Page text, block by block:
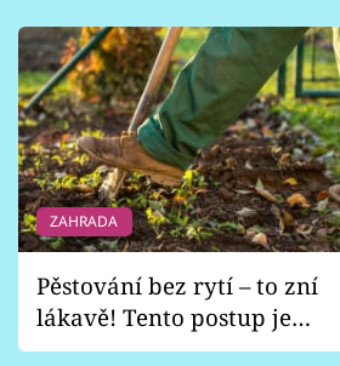
ZAHRADA
Pěstování bez rytí – to zní
lákavě! Tento postup je
vhodný jen pro některé